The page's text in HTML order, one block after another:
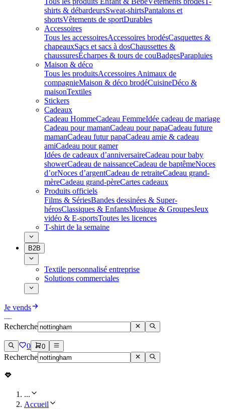
shirts & débardeursSweat-shirtsPantalons et
shortsVêtements de sportDurables
Accessoires
Tous les accessoiresAccessoires brodésCasquettes &
chapeauxSacs et sacs à dosChaussettes &
chaussuresÉcharpes & tours de couBadgesParapluies
Maison & déco
Tous les produitsAccessoires Animaux de
compagnieMaison & déco brodéCuisineDéco &
maisonTextiles
Stickers
Cadeaux
Cadeau HommeCadeau FemmeIdée cadeau de mariage​
Cadeau pour mamanCadeau pour papaCadeau future
mamanCadeau futur papaCadeau amie & cadeau
amiCadeau pour gamer
Idées de cadeaux d’anniversaireCadeau pour baby
showerCadeau de naissanceCadeau de baptêmeNoces
d’orNoces d’argentCadeau de retraiteCadeau grand-
mèreCadeau grand-pèreCartes cadeaux
Produits officiels
Films & SériesBandes dessinées & Super-
hérosClassiques & EnfantsMusique & GroupesJeux
vidéo & E-sportsToutes les licences
T-shirt de la semaine
B2B
Textile personnalisé entreprise
Solutions commerciales
Je vends
Recherche
0 0
Recherche
...
Accueil